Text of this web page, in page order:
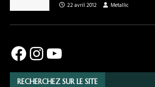
22 avril 2012
Metallic
RECHERCHEZ SUR LE SITE